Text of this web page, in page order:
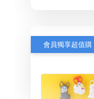
會員獨享超值購